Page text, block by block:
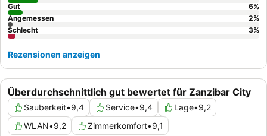
Überdurchschnittlich gut bewertet für Zanzibar City
Sauberkeit•9,4 Service•9,4 Lage•9,2
WLAN•9,2 Zimmerkomfort•9,1
Gut
6%
Angemessen
2%
Schlecht
3%
Rezensionen anzeigen